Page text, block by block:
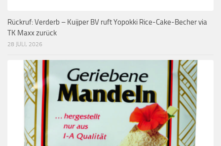
Rückruf: Verderb – Kuijper BV ruft Yopokki Rice-Cake-Becher via
TK Maxx zurück
28 JULI, 2026